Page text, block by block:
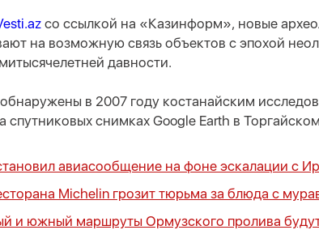
со ссылкой на «Казинформ», новые
на возможную связь объектов с эпохой
давности.
в 2007 году костанайским
снимках Google Earth в
авиасообщение на фоне эскалации с
Michelin грозит тюрьма за блюда с
и южный маршруты Ормузского пролива